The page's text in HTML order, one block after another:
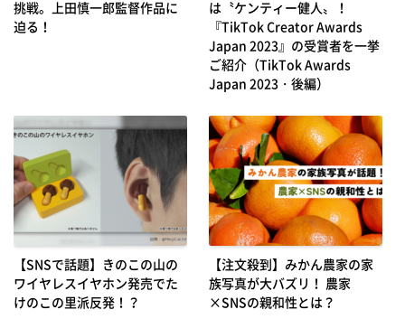
挑戦。上田慎一郎監督作品に
迫る！
は〝ケンティー健人〟！
『TikTok Creator Awards
Japan 2023』の受賞者を一挙
ご紹介（TikTok Awards
Japan 2023・後編）
【SNSで話題】きのこの山の
ワイヤレスイヤホン発売でた
けのこの里派反発！？
【注文殺到】みかん農家の家
族写真が大バズリ！ 農家
×SNSの親和性とは？